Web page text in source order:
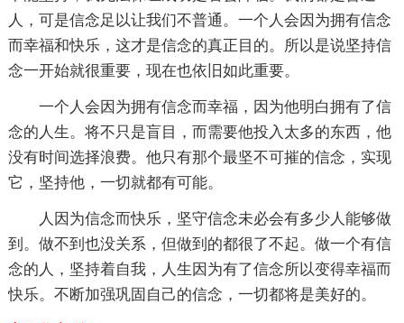
人，可是信念足以让我们不普通。一个人会因为拥有信念
而幸福和快乐，这才是信念的真正目的。所以是说坚持信
念一开始就很重要，现在也依旧如此重要。
一个人会因为拥有信念而幸福，因为他明白拥有了信
念的人生。将不只是盲目，而需要他投入太多的东西，他
没有时间选择浪费。他只有那个最坚不可摧的信念，实现
它，坚持他，一切就都有可能。
人因为信念而快乐，坚守信念未必会有多少人能够做
到。做不到也没关系，但做到的都很了不起。做一个有信
念的人，坚持着自我，人生因为有了信念所以变得幸福而
快乐。不断加强巩固自己的信念，一切都将是美好的。